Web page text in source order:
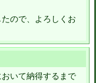
ので、よろしくお
いて納得するまで